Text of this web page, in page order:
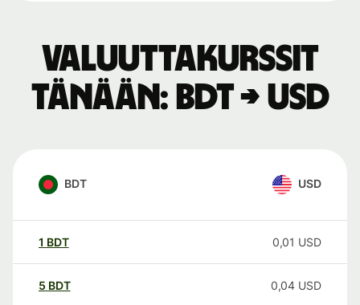
Valuuttakurssit
tänään: BDT → USD
BDT USD
1 BDT 0,01 USD
5 BDT 0,04 USD